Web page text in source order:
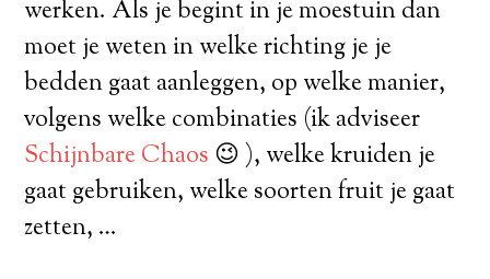
werken. Als je begint in je moestuin dan
moet je weten in welke richting je je
bedden gaat aanleggen, op welke manier,
volgens welke combinaties (ik adviseer
Schijnbare Chaos 😉 ), welke kruiden je
gaat gebruiken, welke soorten fruit je gaat
zetten, …